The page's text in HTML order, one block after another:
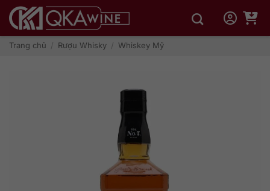
qua
dungTrang chủ / Rượu Whisky / Whiskey Mỹ